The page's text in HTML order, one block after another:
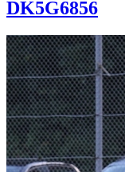
DK5G6856